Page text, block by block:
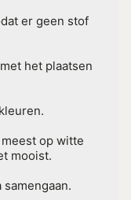
er geen stof
het plaatsen
op witte
mooist.